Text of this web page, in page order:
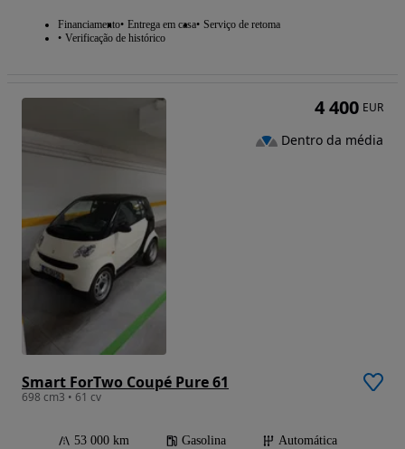
Financiamento Entrega em casa Serviço de retoma
Verificação de histórico
Smart ForTwo Coupé Pure 61
698 cm3 • 61 cv
53 000 km Gasolina
Automática
4 400 EUR
Dentro da média